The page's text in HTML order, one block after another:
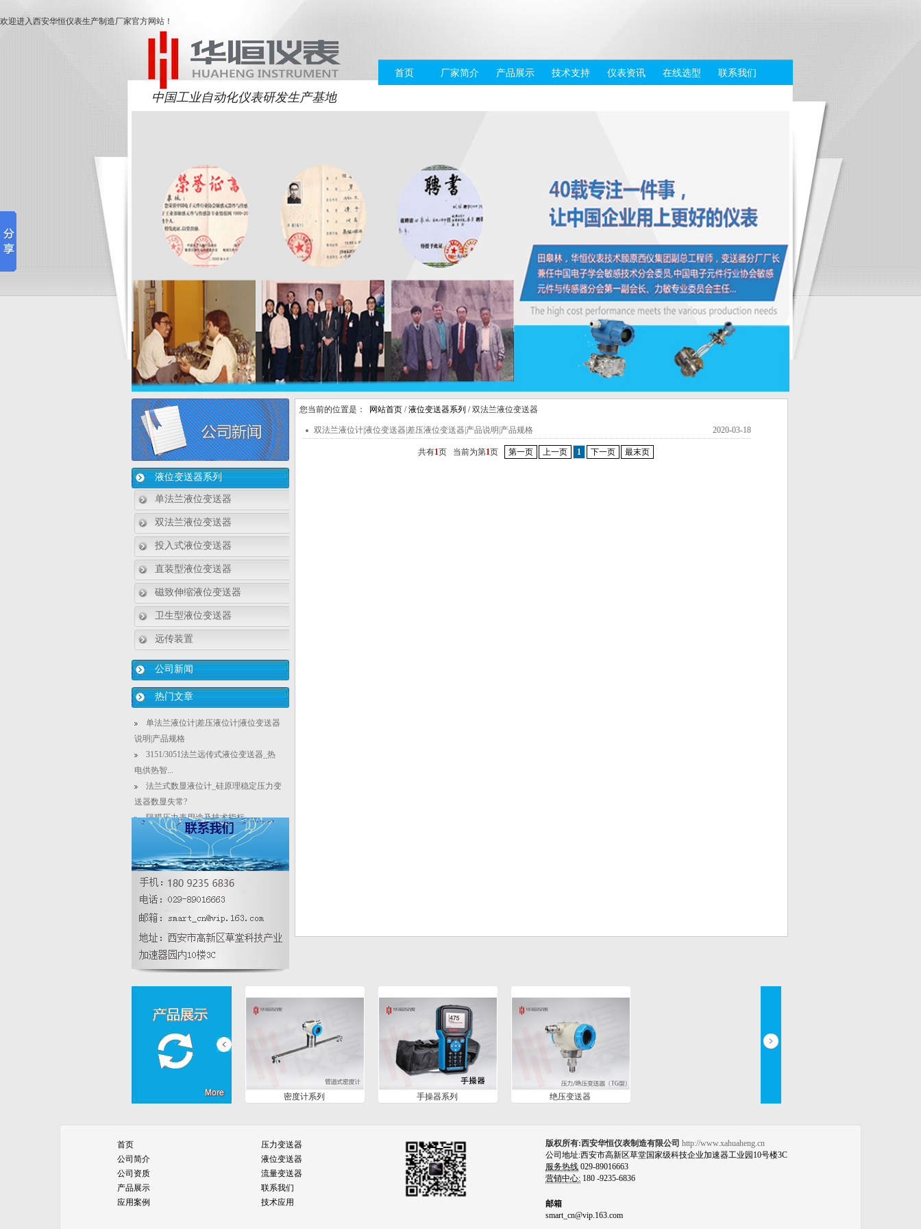
欢迎进入西安华恒仪表生产制造厂家官方网站！
中国工业自动化仪表研发生产基地
首页 厂家简介 产品展示 技术支持 仪表资讯 在线选型 联系我们
液位变送器系列
单法兰液位变送器
双法兰液位变送器
投入式液位变送器
直装型液位变送器
磁致伸缩液位变送器
卫生型液位变送器
远传装置
公司新闻
热门文章
单法兰液位计|差压液位计|液位变送器
说明|产品规格
3151/3051法兰远传式液位变送器_热
电供热智...
法兰式数显液位计_硅原理稳定压力变
送器数显失常?
隔膜压力表用途及技术指标
石化肥料生产液化池的氨氮含量密度
您当前的位置是： 网站首页 /液位变送器系列 / 双法兰液位变送器
双法兰液位计|液位变送器|差压液位变送器|产品说明|产品规格 2020-03-18
共有1页 当前为第1页 第一页 上一页 1 下一页 最末页
密度计系列 手操器系列 绝压变送器
首页
公司简介
公司资质
产品展示
应用案例
压力变送器
液位变送器
流量变送器
联系我们
技术应用
版权所有:西安华恒仪表制造有限公司 http://www.xahuaheng.cn
公司地址:西安市高新区草堂国家级科技企业加速器工业园10号楼3C
服务热线 029-89016663
营销中心: 180 -9235-6836
邮箱
smart_cn@vip.163.com